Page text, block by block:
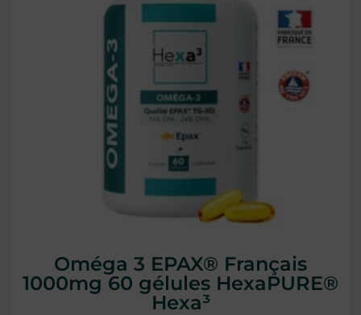
Oméga 3 EPAX® Français
1000mg 60 gélules HexaPURE®
Hexa³